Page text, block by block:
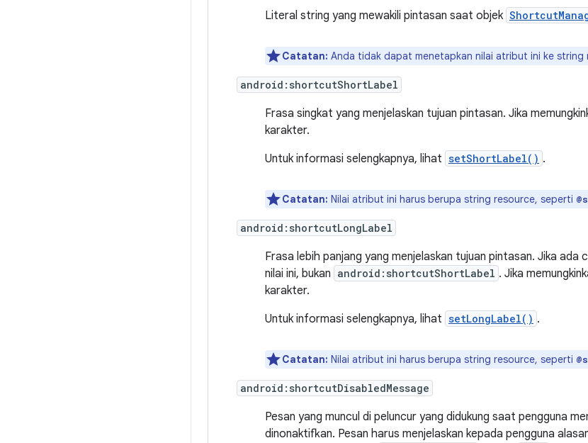
Literal string yang mewakili pintasan saat objek
Catatan: Anda tidak dapat menetapkan nilai atribut ini ke string
android:shortcutShortLabel
Frasa singkat yang menjelaskan tujuan pintasan. Jika
karakter.
Untuk informasi selengkapnya, lihat setShortLabel() .
Catatan: Nilai atribut ini harus berupa string resource, seperti
android:shortcutLongLabel
Frasa lebih panjang yang menjelaskan tujuan pintasan. Jika ada
nilai ini, bukan android:shortcutShortLabel . Jika
karakter.
Untuk informasi selengkapnya, lihat setLongLabel() .
Catatan: Nilai atribut ini harus berupa string resource, seperti
android:shortcutDisabledMessage
Pesan yang muncul di peluncur yang didukung saat pengguna
dinonaktifkan. Pesan harus menjelaskan kepada pengguna